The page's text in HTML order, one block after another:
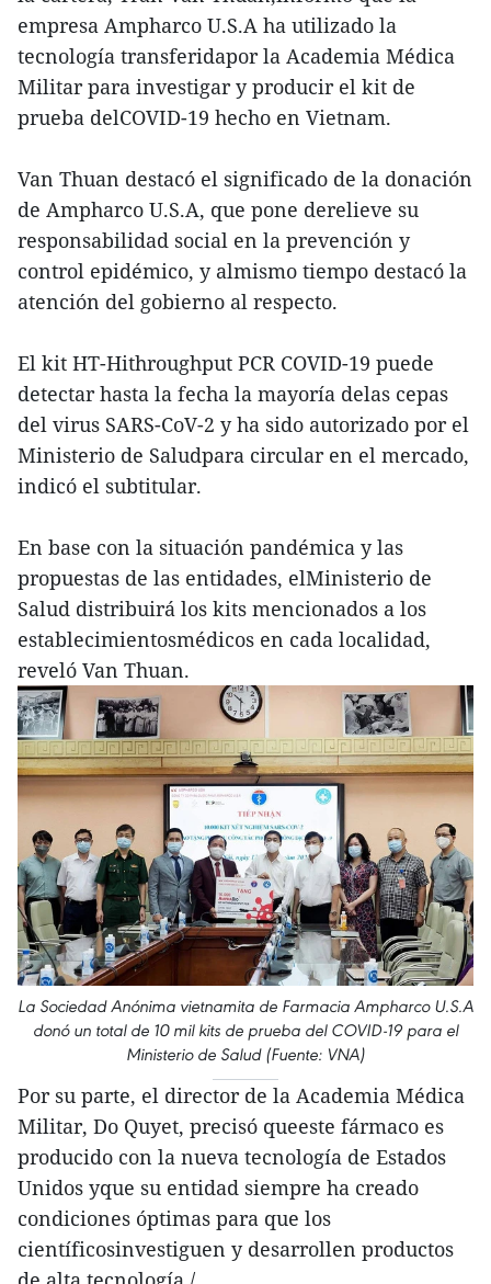
empresa Ampharco U.S.A ha utilizado la
tecnología transferidapor la Academia Médica
Militar para investigar y producir el kit de
prueba delCOVID-19 hecho en Vietnam.
Van Thuan destacó el significado de la donación
de Ampharco U.S.A, que pone derelieve su
responsabilidad social en la prevención y
control epidémico, y almismo tiempo destacó la
atención del gobierno al respecto.
El kit HT-Hithroughput PCR COVID-19 puede
detectar hasta la fecha la mayoría delas cepas
del virus SARS-CoV-2 y ha sido autorizado por el
Ministerio de Saludpara circular en el mercado,
indicó el subtitular.
En base con la situación pandémica y las
propuestas de las entidades, elMinisterio de
Salud distribuirá los kits mencionados a los
establecimientosmédicos en cada localidad,
reveló Van Thuan.
La Sociedad Anónima vietnamita de Farmacia Ampharco U.S.A
donó un total de 10 mil kits de prueba del COVID-19 para el
Ministerio de Salud (Fuente: VNA)
Por su parte, el director de la Academia Médica
Militar, Do Quyet, precisó queeste fármaco es
producido con la nueva tecnología de Estados
Unidos yque su entidad siempre ha creado
condiciones óptimas para que los
científicosinvestiguen y desarrollen productos